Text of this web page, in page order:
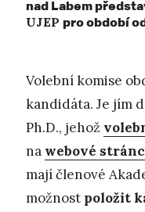
nad Labem
UJEP pro období od
Volební komise
kandidáta. Je jím
Ph.D., jehož
na webové
mají členové
možnost položit